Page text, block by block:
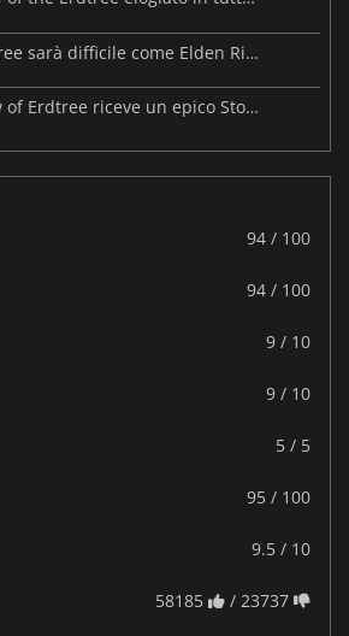
Shadow of the Erdtree sarà difficile come Elden Ring.
Elden Ring: Shadow of Erdtree riceve un epico Story Trailer
94 / 100
94 / 100
9 / 10
9 / 10
5 / 5
95 / 100
9.5 / 10
58185 / 23737